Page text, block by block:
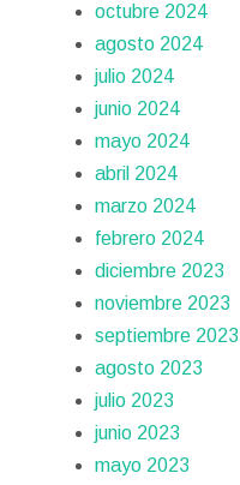
octubre 2024
agosto 2024
julio 2024
junio 2024
mayo 2024
abril 2024
marzo 2024
febrero 2024
diciembre 2023
noviembre 2023
septiembre 2023
agosto 2023
julio 2023
junio 2023
mayo 2023